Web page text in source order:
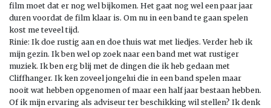
film moet dat er nog wel bijkomen. Het gaat nog wel een paar jaar
duren voordat de film klaar is. Om nu in een band te gaan spelen
kost me teveel tijd.
Rinie: Ik doe rustig aan en doe thuis wat met liedjes. Verder heb ik
mijn gezin. Ik ben wel op zoek naar een band met wat rustiger
muziek. Ik ben erg blij met de dingen die ik heb gedaan met
Cliffhanger. Ik ken zoveel jongelui die in een band spelen maar
nooit wat hebben opgenomen of maar een half jaar bestaan hebben.
Of ik mijn ervaring als adviseur ter beschikking wil stellen? Ik denk